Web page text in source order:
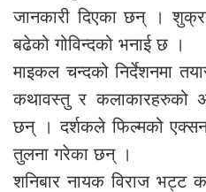
जानकारी दिएका छन् ।
बढेको गोविन्दको भनाई छ ।
माइकल चन्दको निर्देशनमा
कथावस्तु र कलाकारहरुको
छन् । दर्शकले फिल्मको
तुलना गरेका छन् ।
शनिबार नायक विराज भट्ट